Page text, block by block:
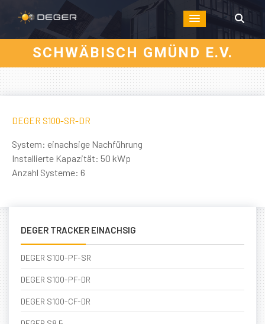
SCHWÄBISCH GMÜND E.V.
DEGER S100-SR-DR
System: einachsige Nachführung
Installierte Kapazität: 50 kWp
Anzahl Systeme: 6
DEGER TRACKER EINACHSIG
DEGER S100-PF-SR
DEGER S100-PF-DR
DEGER S100-CF-DR